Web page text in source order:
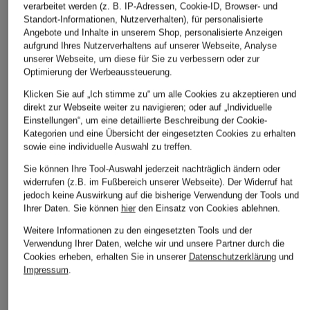
odlo
Tanktop ACTIVE
LIGHT
CHF 40
J.LINDEBERG
Tanktop
CHF 95
TIGER OF SWEDEN
Top JELA
CHF 100
Weitere Kategorien
Abendkleider
Kleider
verarbeitet werden (z. B. IP-Adressen, Cookie-ID, Browser- und
Standort-Informationen, Nutzerverhalten), für personalisierte
Angebote und Inhalte in unserem Shop, personalisierte Anzeigen
aufgrund Ihres Nutzerverhaltens auf unserer Webseite, Analyse
unserer Webseite, um diese für Sie zu verbessern oder zur
Optimierung der Werbeaussteuerung.
Klicken Sie auf „Ich stimme zu“ um alle Cookies zu akzeptieren und
direkt zur Webseite weiter zu navigieren; oder auf „Individuelle
Einstellungen“, um eine detaillierte Beschreibung der Cookie-
Kategorien und eine Übersicht der eingesetzten Cookies zu erhalten
sowie eine individuelle Auswahl zu treffen.
Sie können Ihre Tool-Auswahl jederzeit nachträglich ändern oder
widerrufen (z.B. im Fußbereich unserer Webseite). Der Widerruf hat
jedoch keine Auswirkung auf die bisherige Verwendung der Tools und
Ihrer Daten. Sie können hierden Einsatz von Cookies ablehnen.
Weitere Informationen zu den eingesetzten Tools und der
Verwendung Ihrer Daten, welche wir und unsere Partner durch die
Cookies erheben, erhalten Sie in unserer Datenschutzerklärungund
Impressum.